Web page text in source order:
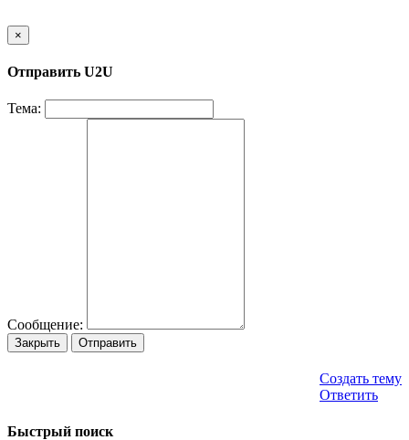
×
Отправить U2U
Тема:
Сообщение:
Закрыть Отправить
Создать тему
Ответить
Быстрый поиск